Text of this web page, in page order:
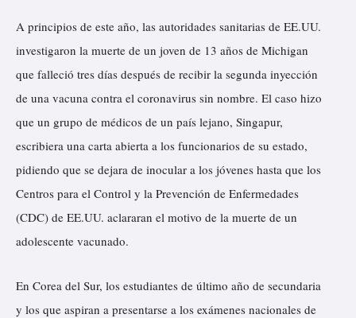
A principios de este año, las autoridades sanitarias de EE.UU.
investigaron la muerte de un joven de 13 años de Michigan
que falleció tres días después de recibir la segunda inyección
de una vacuna contra el coronavirus sin nombre. El caso hizo
que un grupo de médicos de un país lejano, Singapur,
escribiera una carta abierta a los funcionarios de su estado,
pidiendo que se dejara de inocular a los jóvenes hasta que los
Centros para el Control y la Prevención de Enfermedades
(CDC) de EE.UU. aclararan el motivo de la muerte de un
adolescente vacunado.
En Corea del Sur, los estudiantes de último año de secundaria
y los que aspiran a presentarse a los exámenes nacionales de